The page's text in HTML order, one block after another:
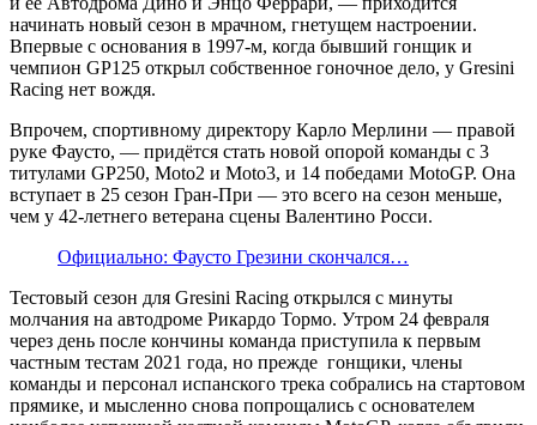
начинать новый сезон в мрачном, гнетущем настроении.
Впервые с основания в 1997-м, когда бывший гонщик и
чемпион GP125 открыл собственное гоночное дело, у Gresini
Racing нет вождя.
Впрочем, спортивному директору Карло Мерлини — правой
руке Фаусто, — придётся стать новой опорой команды с 3
титулами GP250, Moto2 и Moto3, и 14 победами MotoGP. Она
вступает в 25 сезон Гран-При — это всего на сезон меньше,
чем у 42-летнего ветерана сцены Валентино Росси.
Официально: Фаусто Грезини скончался…
Тестовый сезон для Gresini Racing открылся с минуты
молчания на автодроме Рикардо Тормо. Утром 24 февраля
через день после кончины команда приступила к первым
частным тестам 2021 года, но прежде гонщики, члены
команды и персонал испанского трека собрались на стартовом
прямике, и мысленно снова попрощались с основателем